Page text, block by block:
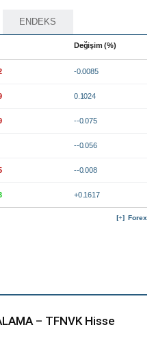
ENDEKS
Değişim (%)
-0.0085
0.1024
--0.075
--0.056
--0.008
+0.1617
Forex
– TFNVK Hisse